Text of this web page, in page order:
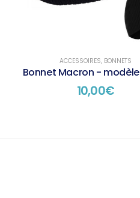
ACCESSOIRES, BONNETS
Bonnet Macron - modèle
10,00€